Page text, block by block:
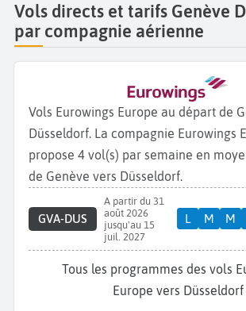
Vols directs et tarifs Genève
par compagnie aérienne
Vols Eurowings Europe au départ de
Düsseldorf. La compagnie Eurowings
propose 4 vol(s) par semaine en
de Genève vers Düsseldorf.
GVA-DUS
A partir du 31
août 2026
jusqu'au 15
juil. 2027
L M M
Tous les programmes des vols Eurowings
Europe vers Düsseldorf